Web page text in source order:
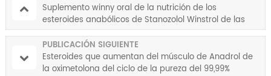
Suplemento winny oral de la nutrición de los
esteroides anabólicos de Stanozolol Winstrol de las
hormonas de los esteroides anabólicos
PUBLICACIÓN SIGUIENTE
Esteroides que aumentan del músculo de Anadrol de
la oximetolona del ciclo de la pureza del 99,99%